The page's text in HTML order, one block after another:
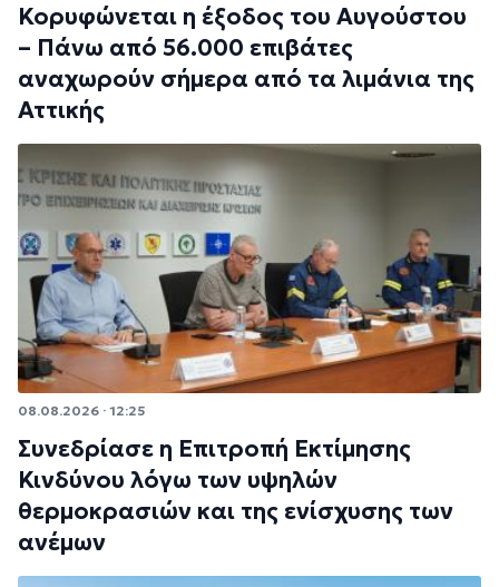
Κορυφώνεται η έξοδος του Αυγούστου
– Πάνω από 56.000 επιβάτες
αναχωρούν σήμερα από τα λιμάνια της
Αττικής
08.08.2026 · 12:25
Συνεδρίασε η Επιτροπή Εκτίμησης
Κινδύνου λόγω των υψηλών
θερμοκρασιών και της ενίσχυσης των
ανέμων